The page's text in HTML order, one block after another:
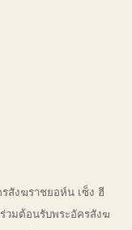
สังฆราชยอห์น เซ็ง ฮี
วมต้อนรับพระอัครสังฆ